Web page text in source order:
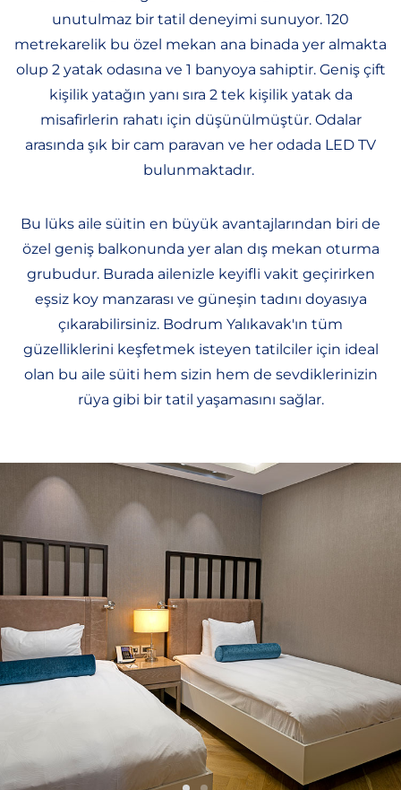
unutulmaz bir tatil deneyimi sunuyor. 120
metrekarelik bu özel mekan ana binada yer almakta
olup 2 yatak odasına ve 1 banyoya sahiptir. Geniş çift
kişilik yatağın yanı sıra 2 tek kişilik yatak da
misafirlerin rahatı için düşünülmüştür. Odalar
arasında şık bir cam paravan ve her odada LED TV
bulunmaktadır.
Bu lüks aile süitin en büyük avantajlarından biri de
özel geniş balkonunda yer alan dış mekan oturma
grubudur. Burada ailenizle keyifli vakit geçirirken
eşsiz koy manzarası ve güneşin tadını doyasıya
çıkarabilirsiniz. Bodrum Yalıkavak'ın tüm
güzelliklerini keşfetmek isteyen tatilciler için ideal
olan bu aile süiti hem sizin hem de sevdiklerinizin
rüya gibi bir tatil yaşamasını sağlar.